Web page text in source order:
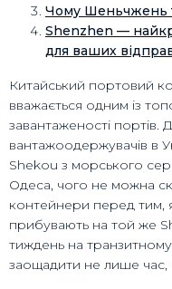
Чому Шеньчжень
Shenzhen —
для ваших
Китайський портовий
вважається одним із
завантаженості портів.
вантажоодержувачів в
Shekou з морського
Одеса, чого не можна
контейнери перед тим,
прибувають на той же
тиждень на транзитному
заощадити не лише час,